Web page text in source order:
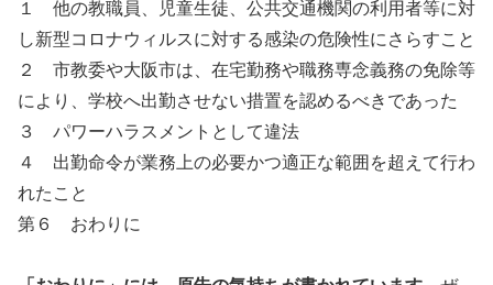
１ 他の教職員、児童生徒、公共交通機関の利用者等に対
し新型コロナウィルスに対する感染の危険性にさらすこと
２ 市教委や大阪市は、在宅勤務や職務専念義務の免除等
により、学校へ出勤させない措置を認めるべきであった
３ パワーハラスメントとして違法
４ 出勤命令が業務上の必要かつ適正な範囲を超えて行わ
れたこと
第６ おわりに